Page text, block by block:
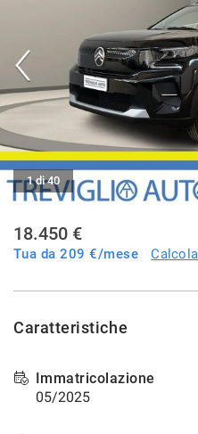
NOLEGGIO
CONTATTI
NEWS
AREA COMMERCIANTI
1 di 40
18.450 €
Tua da209 €/mese
Caratteristiche
Immatricolazione
05/2025
di
tracciamento
che
adottiamo
offrire
le
funzionalità
e
le
attività
ottenere
informazioni
sull'utilità